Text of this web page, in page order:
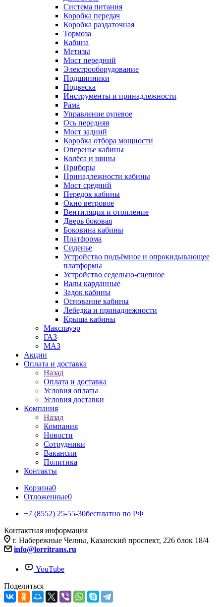
Система питания
Коробка передач
Коробка раздаточная
Тормоза
Кабина
Метизы
Мост передний
Электрооборудование
Подшипники
Подвеска
Инструменты и принадлежности
Рама
Управление рулевое
Ось передняя
Мост задний
Коробка отбора мощности
Оперенье кабины
Колёса и шины
Приборы
Принадлежности кабины
Мост средний
Передок кабины
Окно ветровое
Вентиляция и отопление
Дверь боковая
Боковина кабины
Платформа
Сиденье
Устройство подъёмное и опрокидывающее
платформы
Устройство седельно-сцепное
Валы карданные
Задок кабины
Основание кабины
Лебедка и принадлежности
Крыша кабины
Макспауэр
ГАЗ
МАЗ
Акции
Оплата и доставка
Назад
Оплата и доставка
Условия оплаты
Условия доставки
Компания
Назад
Компания
Новости
Сотрудники
Вакансии
Политика
Контакты
Корзина0
Отложенные0
+7 (8552) 25-55-30бесплатно по РФ
Контактная информация
г. Набережные Челны, Казанский проспект, 226 блок 18/4
info@lorritrans.ru
YouTube
Поделиться